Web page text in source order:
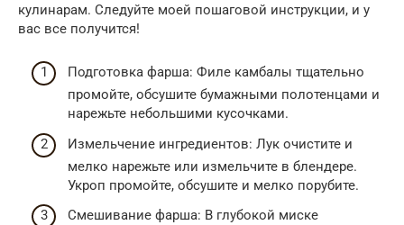
кулинарам. Следуйте моей пошаговой инструкции, и у
вас все получится!
Подготовка фарша: Филе камбалы тщательно
промойте, обсушите бумажными полотенцами и
нарежьте небольшими кусочками.
Измельчение ингредиентов: Лук очистите и
мелко нарежьте или измельчите в блендере.
Укроп промойте, обсушите и мелко порубите.
Смешивание фарша: В глубокой миске